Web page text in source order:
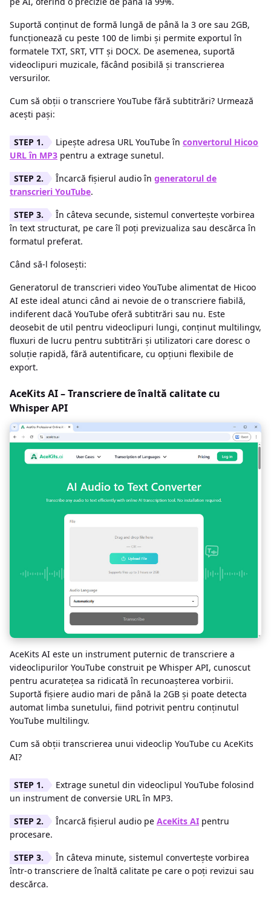
Suportă conținut de formă lungă de până la 3 ore sau 2GB,
funcționează cu peste 100 de limbi și permite exportul în
formatele TXT, SRT, VTT și DOCX. De asemenea, suportă
videoclipuri muzicale, făcând posibilă și transcrierea
versurilor.
Cum să obții o transcriere YouTube fără subtitrări? Urmează
acești pași:
Lipește adresa URL YouTube în convertorul Hicoo
URL în MP3 pentru a extrage sunetul.
Încarcă fișierul audio în generatorul de
transcrieri YouTube.
În câteva secunde, sistemul convertește vorbirea
în text structurat, pe care îl poți previzualiza sau descărca în
formatul preferat.
Când să-l folosești:
Generatorul de transcrieri video YouTube alimentat de Hicoo
AI este ideal atunci când ai nevoie de o transcriere fiabilă,
indiferent dacă YouTube oferă subtitrări sau nu. Este
deosebit de util pentru videoclipuri lungi, conținut multilingv,
fluxuri de lucru pentru subtitrări și utilizatori care doresc o
soluție rapidă, fără autentificare, cu opțiuni flexibile de
export.
AceKits AI – Transcriere de înaltă calitate cu
Whisper API
AceKits AI este un instrument puternic de transcriere a
videoclipurilor YouTube construit pe Whisper API, cunoscut
pentru acuratețea sa ridicată în recunoașterea vorbirii.
Suportă fișiere audio mari de până la 2GB și poate detecta
automat limba sunetului, fiind potrivit pentru conținutul
YouTube multilingv.
Cum să obții transcrierea unui videoclip YouTube cu AceKits
AI?
Extrage sunetul din videoclipul YouTube folosind
un instrument de conversie URL în MP3.
Încarcă fișierul audio pe AceKits AI pentru
procesare.
În câteva minute, sistemul convertește vorbirea
într-o transcriere de înaltă calitate pe care o poți revizui sau
descărca.